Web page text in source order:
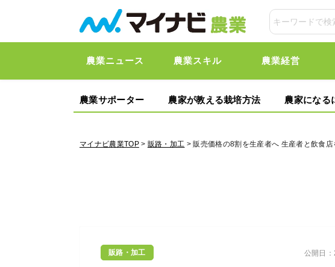
農業ニュース 農業スキル 農業経営
農業サポーター 農家が教える栽培方法 農家になる
マイナビ農業TOP> 販路・加工 > 販売価格の8割を生産者へ 生産者と飲食店
販路・加工 公開日：